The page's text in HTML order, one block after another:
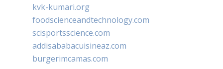
kvk-kumari.org
foodscienceandtechnology.com
scisportsscience.com
addisababacuisineaz.com
burgerimcamas.com